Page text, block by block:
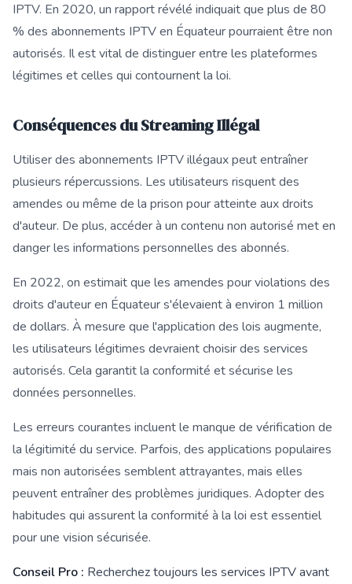
IPTV. En 2020, un rapport révélé indiquait que plus de 80
% des abonnements IPTV en Équateur pourraient être non
autorisés. Il est vital de distinguer entre les plateformes
légitimes et celles qui contournent la loi.
Conséquences du Streaming Illégal
Utiliser des abonnements IPTV illégaux peut entraîner
plusieurs répercussions. Les utilisateurs risquent des
amendes ou même de la prison pour atteinte aux droits
d'auteur. De plus, accéder à un contenu non autorisé met en
danger les informations personnelles des abonnés.
En 2022, on estimait que les amendes pour violations des
droits d'auteur en Équateur s'élevaient à environ 1 million
de dollars. À mesure que l'application des lois augmente,
les utilisateurs légitimes devraient choisir des services
autorisés. Cela garantit la conformité et sécurise les
données personnelles.
Les erreurs courantes incluent le manque de vérification de
la légitimité du service. Parfois, des applications populaires
mais non autorisées semblent attrayantes, mais elles
peuvent entraîner des problèmes juridiques. Adopter des
habitudes qui assurent la conformité à la loi est essentiel
pour une vision sécurisée.
Conseil Pro : Recherchez toujours les services IPTV avant